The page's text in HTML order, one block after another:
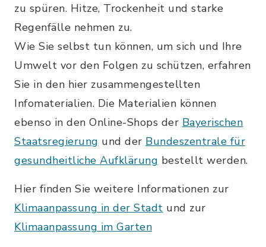
zu spüren. Hitze, Trockenheit und starke
Regenfälle nehmen zu.
Wie Sie selbst tun können, um sich und Ihre
Umwelt vor den Folgen zu schützen, erfahren
Sie in den hier zusammengestellten
Infomaterialien. Die Materialien können
ebenso in den Online-Shops der Bayerischen
Staatsregierung und der Bundeszentrale für
gesundheitliche Aufklärung bestellt werden.
Hier finden Sie weitere Informationen zur
Klimaanpassung in der Stadt und zur
Klimaanpassung im Garten